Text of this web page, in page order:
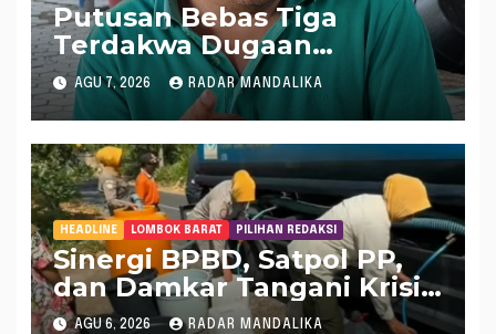
Putusan Bebas Tiga
Terdakwa Dugaan
Gratifikasi Dana “Siluman”
DPRD NTB, Najamudin
Sebut Putusan Hakim
Aneh dan Ganjil, Bakal
Lapor Hakim Tipikor
Mataram ke MA
AGU 7, 2026 RADAR MANDALIKA
HEADLINE LOMBOK BARAT PILIHAN REDAKSI
Sinergi BPBD, Satpol PP,
dan Damkar Tangani Krisis
Air Bersih di Lobar
AGU 6, 2026 RADAR MANDALIKA